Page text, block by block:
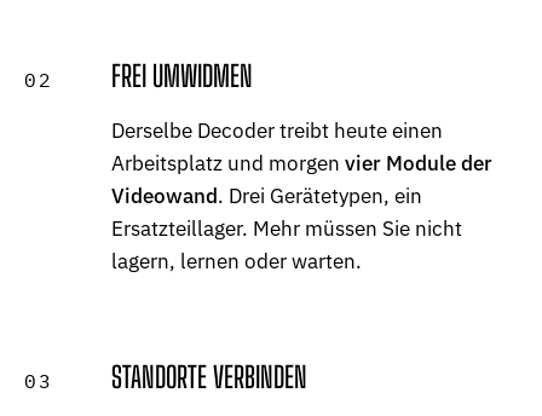
02 FREI UMWIDMEN
Derselbe Decoder treibt heute einen
Arbeitsplatz und morgen vier Module der
Videowand. Drei Gerätetypen, ein
Ersatzteillager. Mehr müssen Sie nicht
lagern, lernen oder warten.
03 STANDORTE VERBINDEN